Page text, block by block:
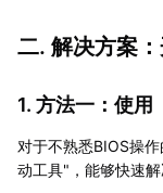
二. 解决方案
1. 方法一：使用
对于不熟悉BIOS操
动工具"，能够快速